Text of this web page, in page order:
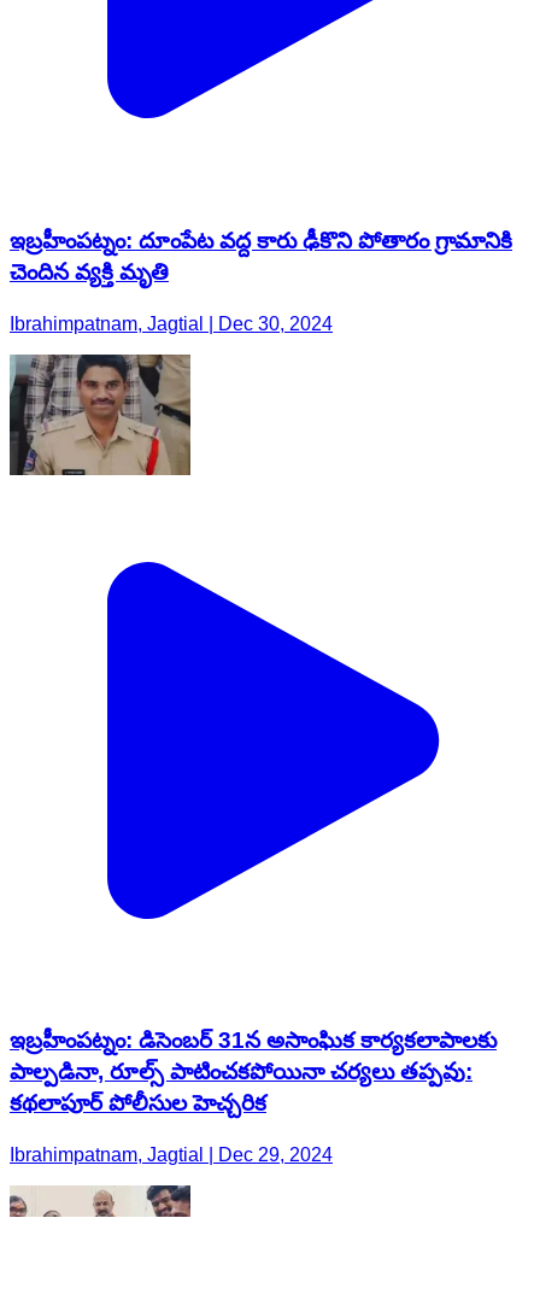
ఇబ్రహీంపట్నం: దూంపేట వద్ద కారు ఢీకొని పోతారం గ్రామానికి
చెందిన వ్యక్తి మృతి
Ibrahimpatnam, Jagtial | Dec 30, 2024
ఇబ్రహీంపట్నం: డిసెంబర్ 31న అసాంఘిక కార్యకలాపాలకు
పాల్పడినా, రూల్స్‌ పాటించకపోయినా చర్యలు తప్పవు:
కథలాపూర్ పోలీసుల హెచ్చరిక
Ibrahimpatnam, Jagtial | Dec 29, 2024